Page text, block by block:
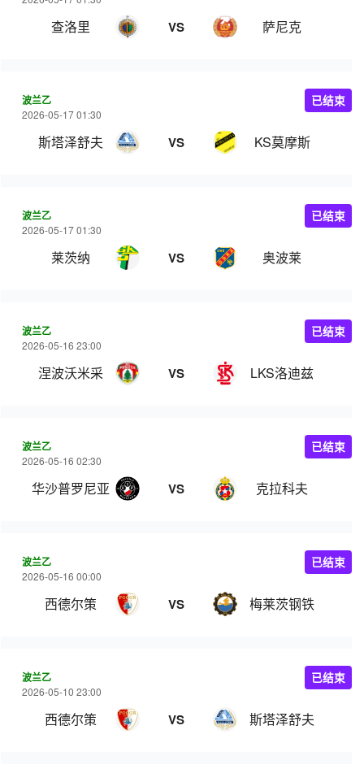
查洛里 VS 萨尼克
波兰乙
2026-05-17 01:30
斯塔泽舒夫 VS KS莫摩斯
已结束
波兰乙
2026-05-17 01:30
莱茨纳 VS 奥波莱
已结束
波兰乙
2026-05-16 23:00
涅波沃米采 VS LKS洛迪兹
已结束
波兰乙
2026-05-16 02:30
华沙普罗尼亚 VS 克拉科夫
已结束
波兰乙
2026-05-16 00:00
西德尔策 VS 梅莱茨钢铁
已结束
波兰乙
2026-05-10 23:00
西德尔策 VS 斯塔泽舒夫
已结束